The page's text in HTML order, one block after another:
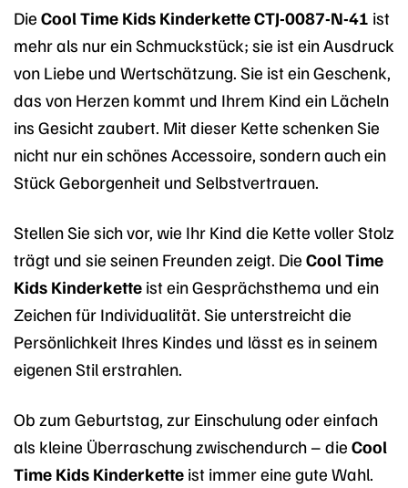
Die Cool Time Kids Kinderkette CTJ-0087-N-41 ist
mehr als nur ein Schmuckstück; sie ist ein Ausdruck
von Liebe und Wertschätzung. Sie ist ein Geschenk,
das von Herzen kommt und Ihrem Kind ein Lächeln
ins Gesicht zaubert. Mit dieser Kette schenken Sie
nicht nur ein schönes Accessoire, sondern auch ein
Stück Geborgenheit und Selbstvertrauen.
Stellen Sie sich vor, wie Ihr Kind die Kette voller Stolz
trägt und sie seinen Freunden zeigt. Die Cool Time
Kids Kinderkette ist ein Gesprächsthema und ein
Zeichen für Individualität. Sie unterstreicht die
Persönlichkeit Ihres Kindes und lässt es in seinem
eigenen Stil erstrahlen.
Ob zum Geburtstag, zur Einschulung oder einfach
als kleine Überraschung zwischendurch – die Cool
Time Kids Kinderkette ist immer eine gute Wahl.